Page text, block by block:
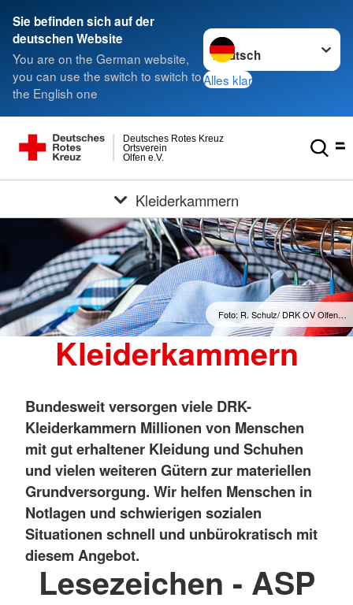
Sie befinden sich auf der
deutschen Website
You are on the German website,
you can use the switch to switch to
the English one
Sprache wechseln zu
Alles klar
Olfen e.V.
Ortsverein
Deutsches Rotes Kreuz
Kleiderkammern
Foto: R. Schulz/ DRK OV Olfen…
Kleiderkammern
Bundesweit versorgen viele DRK-
Kleiderkammern Millionen von Menschen
mit gut erhaltener Kleidung und Schuhen
und vielen weiteren Gütern zur materiellen
Grundversorgung. Wir helfen Menschen in
Notlagen und schwierigen sozialen
Situationen schnell und unbürokratisch mit
diesem Angebot.
Lesezeichen - ASP